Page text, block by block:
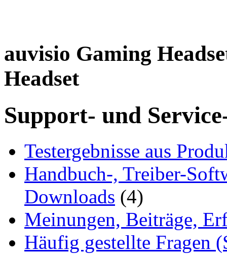
auvisio Gaming
Headset
Support- und
Testergebnisse aus
Handbuch-, Treiber-
Downloads (4)
Meinungen, Beiträge,
Häufig gestellte Fragen